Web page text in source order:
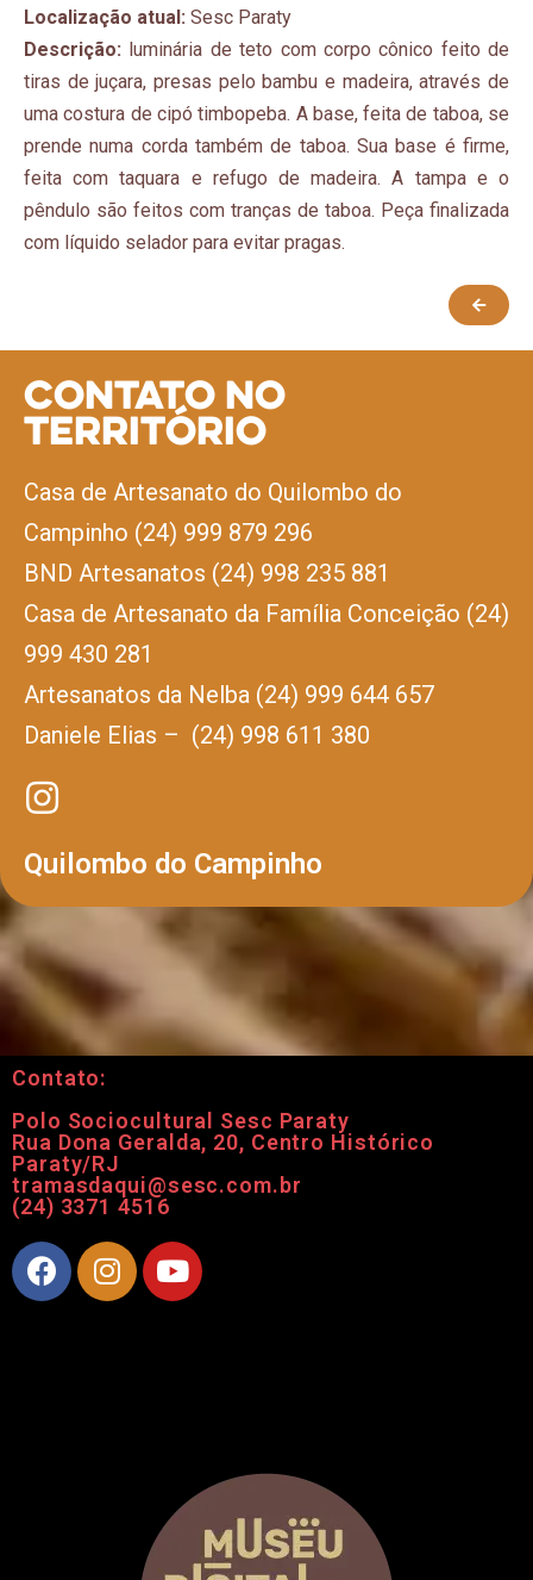
Localização atual: Sesc Paraty
Descrição: luminária de teto com corpo cônico feito de
tiras de juçara, presas pelo bambu e madeira, através de
uma costura de cipó timbopeba. A base, feita de taboa, se
prende numa corda também de taboa. Sua base é firme,
feita com taquara e refugo de madeira. A tampa e o
pêndulo são feitos com tranças de taboa. Peça finalizada
com líquido selador para evitar pragas.
Contato no
Território
Casa de Artesanato do Quilombo do
Campinho (24) 999 879 296
BND Artesanatos (24) 998 235 881
Casa de Artesanato da Família Conceição (24)
999 430 281
Artesanatos da Nelba (24) 999 644 657
Daniele Elias – (24) 998 611 380
Quilombo do Campinho
Contato:
Polo Sociocultural Sesc Paraty
Rua Dona Geralda, 20, Centro Histórico
Paraty/RJ
tramasdaqui@sesc.com.br
(24) 3371 4516